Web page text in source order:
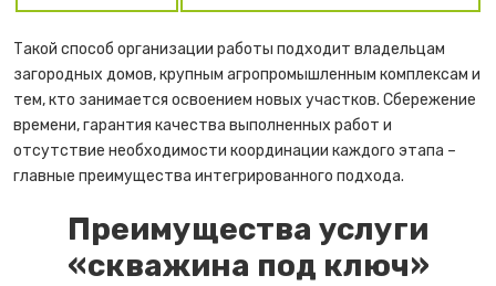
Такой способ организации работы подходит владельцам
загородных домов, крупным агропромышленным комплексам и
тем, кто занимается освоением новых участков. Сбережение
времени, гарантия качества выполненных работ и
отсутствие необходимости координации каждого этапа –
главные преимущества интегрированного подхода.
Преимущества услуги
«скважина под ключ»